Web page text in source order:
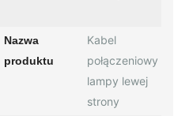
Nazwa
produktu
Kabel
połączeniowy
lampy lewej
strony